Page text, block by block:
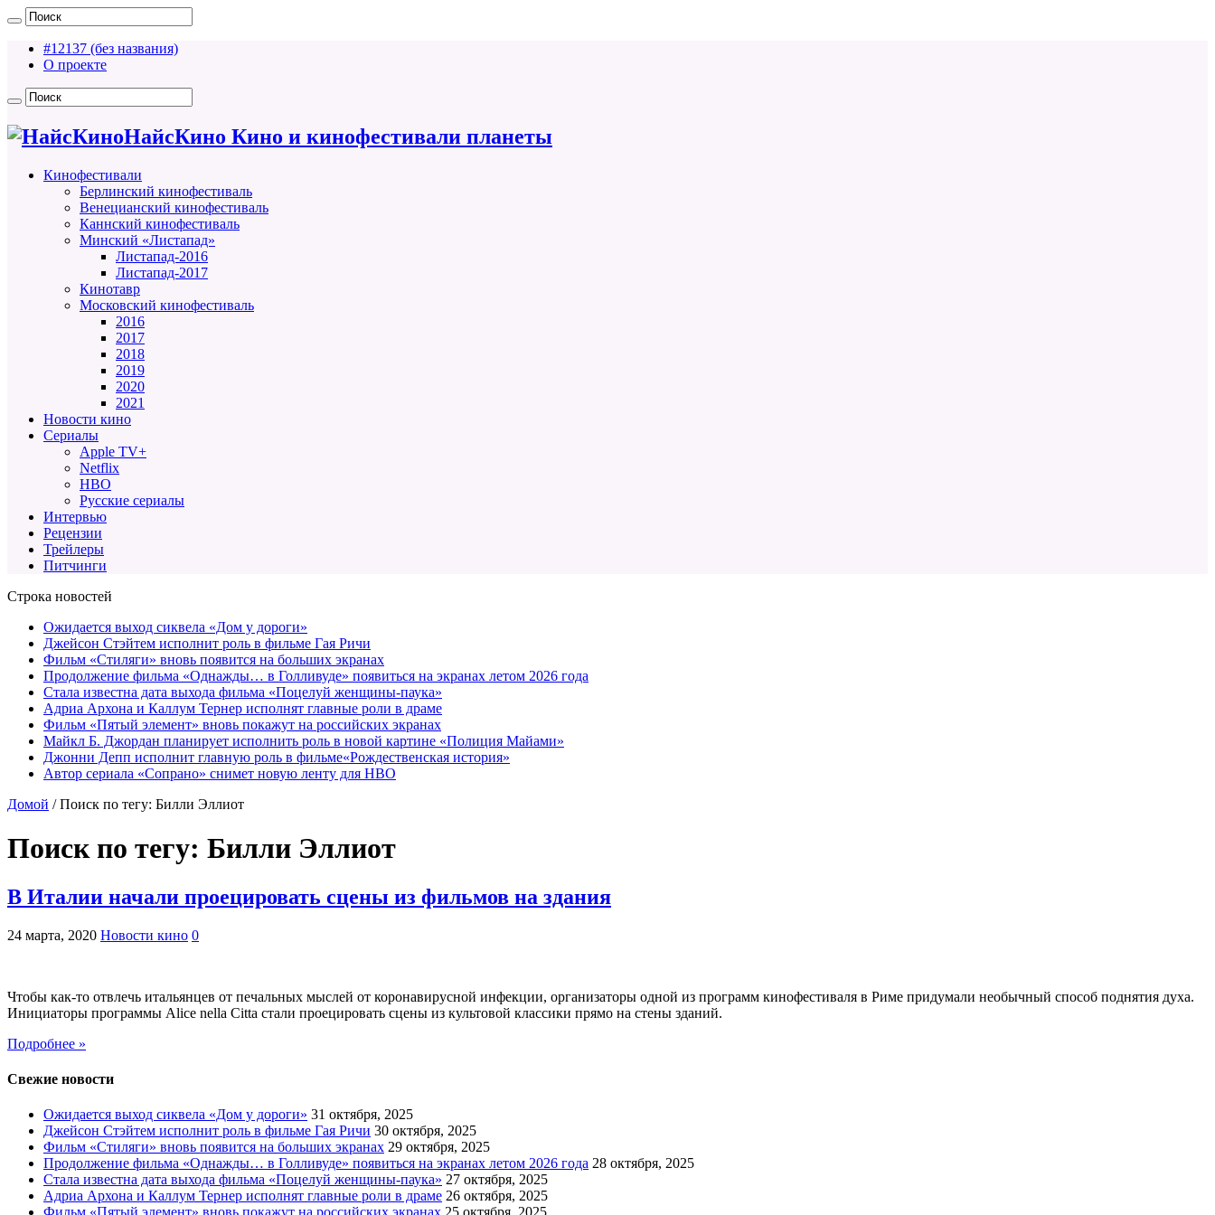
#12137 (без названия)
О проекте
НайсКино Кино и кинофестивали планеты
Кинофестивали
Берлинский кинофестиваль
Венецианский кинофестиваль
Каннский кинофестиваль
Минский «Листапад»
Листапад-2016
Листапад-2017
Кинотавр
Московский кинофестиваль
2016
2017
2018
2019
2020
2021
Новости кино
Сериалы
Apple TV+
Netflix
HBO
Русские сериалы
Интервью
Рецензии
Трейлеры
Питчинги
Строка новостей
Ожидается выход сиквела «Дом у дороги»
Джейсон Стэйтем исполнит роль в фильме Гая Ричи
Фильм «Стиляги» вновь появится на больших экранах
Продолжение фильма «Однажды… в Голливуде» появиться на экранах летом 2026 года
Стала известна дата выхода фильма «Поцелуй женщины-паука»
Адриа Архона и Каллум Тернер исполнят главные роли в драме
Фильм «Пятый элемент» вновь покажут на российских экранах
Майкл Б. Джордан планирует исполнить роль в новой картине «Полиция Майами»
Джонни Депп исполнит главную роль в фильме«Рождественская история»
Автор сериала «Сопрано» снимет новую ленту для HBO
Домой / Поиск по тегу: Билли Эллиот
Поиск по тегу: Билли Эллиот
В Италии начали проецировать сцены из фильмов на здания
24 марта, 2020 Новости кино 0
Чтобы как-то отвлечь итальянцев от печальных мыслей от коронавирусной инфекции, организаторы одной из программ кинофестиваля в Риме придумали необычный способ поднятия духа.
Инициаторы программы Alice nella Citta стали проецировать сцены из культовой классики прямо на стены зданий.
Подробнее »
Свежие новости
Ожидается выход сиквела «Дом у дороги» 31 октября, 2025
Джейсон Стэйтем исполнит роль в фильме Гая Ричи 30 октября, 2025
Фильм «Стиляги» вновь появится на больших экранах 29 октября, 2025
Продолжение фильма «Однажды… в Голливуде» появиться на экранах летом 2026 года 28 октября, 2025
Стала известна дата выхода фильма «Поцелуй женщины-паука» 27 октября, 2025
Адриа Архона и Каллум Тернер исполнят главные роли в драме 26 октября, 2025